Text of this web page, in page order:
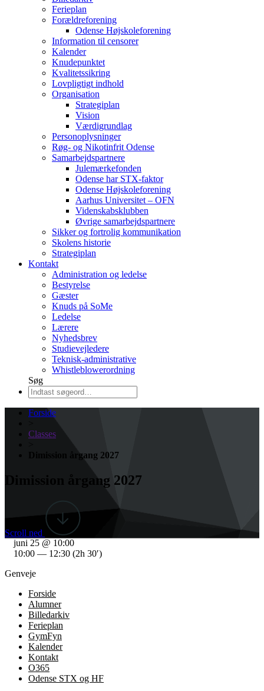
Ferieplan
Forældreforening
Odense Højskoleforening
Information til censorer
Kalender
Knudepunktet
Kvalitetssikring
Lovpligtigt indhold
Organisation
Strategiplan
Vision
Værdigrundlag
Personoplysninger
Røg- og Nikotinfrit Odense
Samarbejdspartnere
Julemærkefonden
Odense har STX-faktor
Odense Højskoleforening
Aarhus Universitet – OFN
Videnskabsklubben
Øvrige samarbejdspartnere
Sikker og fortrolig kommunikation
Skolens historie
Strategiplan
Kontakt
Administration og ledelse
Bestyrelse
Gæster
Knuds på SoMe
Ledelse
Lærere
Nyhedsbrev
Studievejledere
Teknisk-administrative
Whistleblowerordning
Søg
Forside
Classes
Dimission årgang 2027
Dimission årgang 2027
Scroll ned
juni 25 @ 10:00
10:00 — 12:30 (2h 30′)
Genveje
Forside
Alumner
Billedarkiv
Ferieplan
GymFyn
Kalender
Kontakt
O365
Odense STX og HF